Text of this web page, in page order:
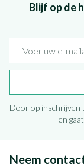
Blijf op de
Door op inschrijven
en
Neem